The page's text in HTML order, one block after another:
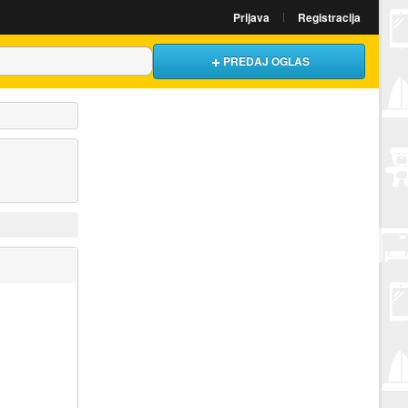
Prijava Registracija
PREDAJ OGLAS